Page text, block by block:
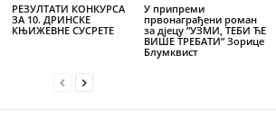
РЕЗУЛТАТИ КОНКУРСА
ЗА 10. ДРИНСКЕ
КЊИЖЕВНЕ СУСРЕТЕ
У припреми
првонаграђени роман
за дјецу ”УЗМИ, ТЕБИ ЋЕ
ВИШЕ ТРЕБАТИ” Зорице
Блумквист